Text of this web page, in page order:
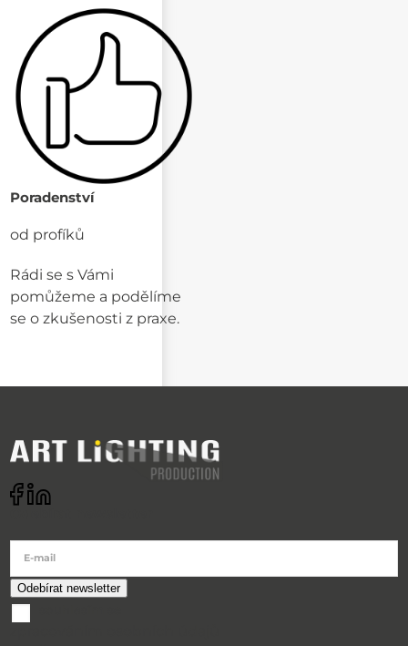
Poradenství
od profíků
Rádi se s Vámi
pomůžeme a podělíme
se o zkušenosti z praxe.
E-mail